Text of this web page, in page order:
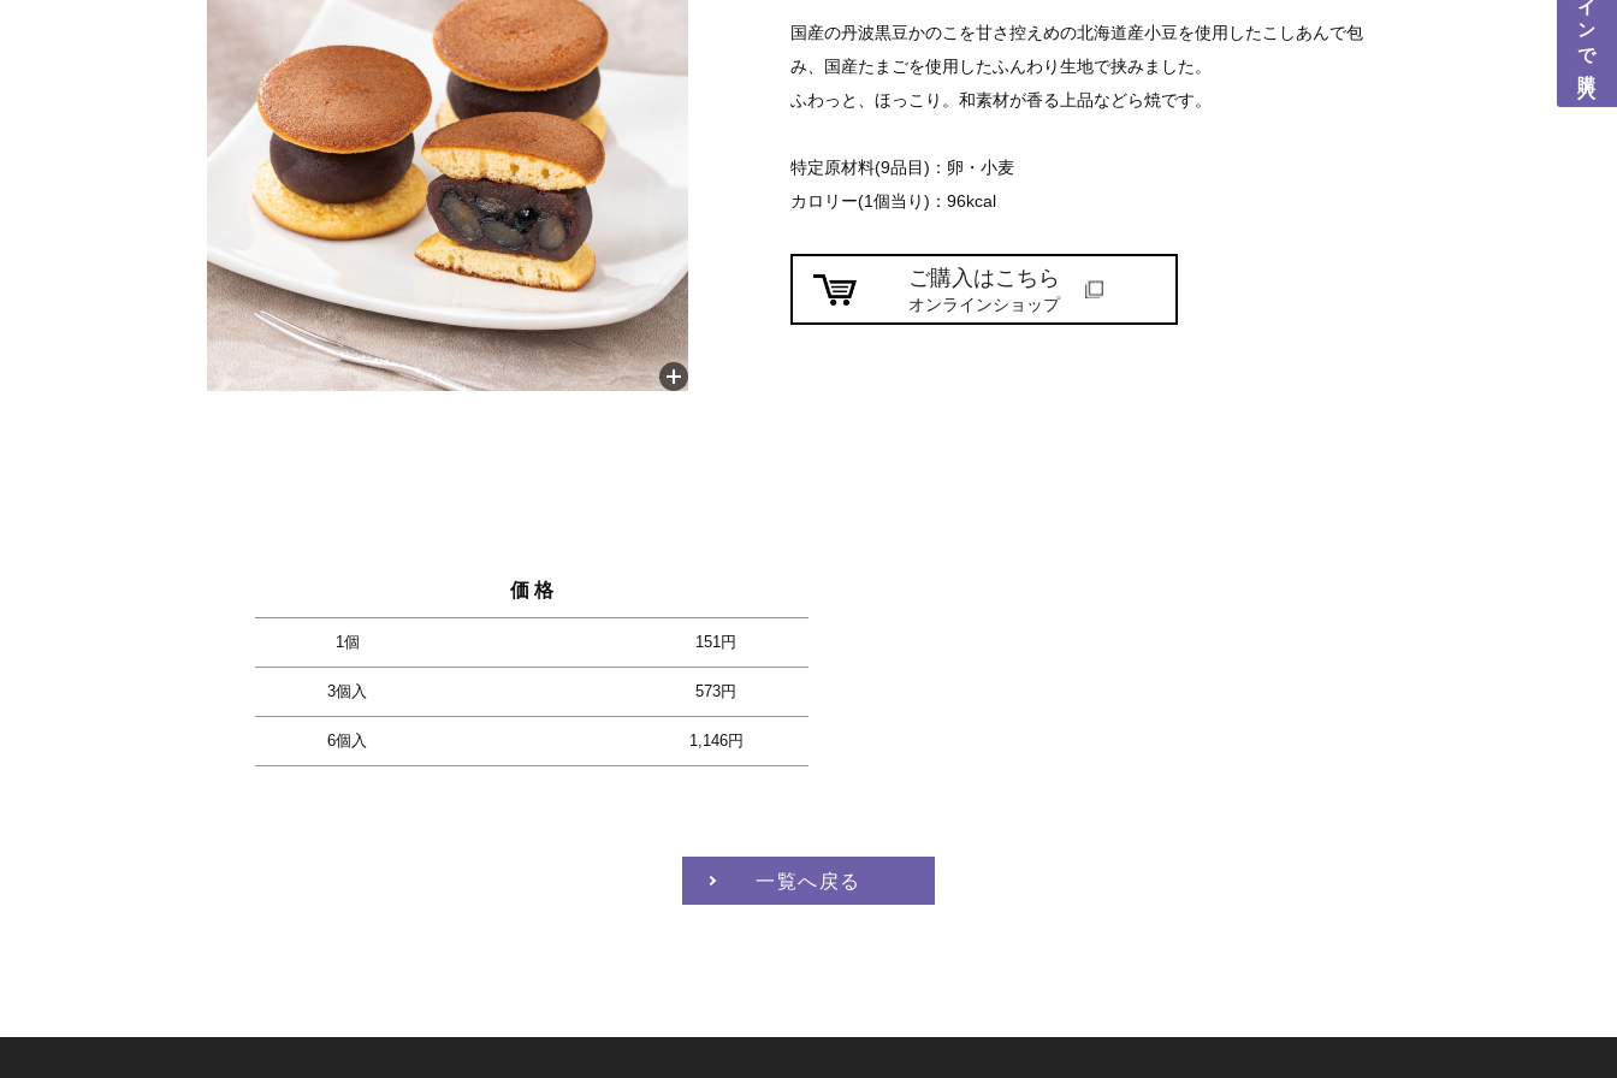
国産の丹波黒豆かのこを甘さ控えめの北海道産小豆を使用したこしあんで包
み、国産たまごを使用したふんわり生地で挟みました。
ふわっと、ほっこり。和素材が香る上品などら焼です。
特定原材料(9品目)：卵・小麦
カロリー(1個当り)：96kcal
ご購入はこちら
オンラインショップ
価 格
1個 151円
3個入 573円
6個入 1,146円
一覧へ戻る